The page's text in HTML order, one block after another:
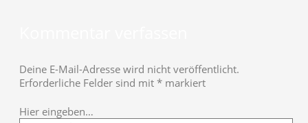
Deine E-Mail-Adresse wird nicht veröffentlicht.
Erforderliche Felder sind mit * markiert
Hier eingeben…